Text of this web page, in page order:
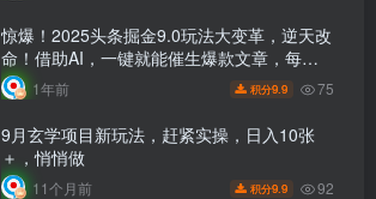
惊爆！2025头条掘金9.0玩法大变革，逆天改
命！借助AI，一键就能催生爆款文章，每天
仅需复制粘贴，轻松日入500+
1年前 积分9.9 75
9月玄学项目新玩法，赶紧实操，日入10张
＋，悄悄做
11个月前 积分9.9 92